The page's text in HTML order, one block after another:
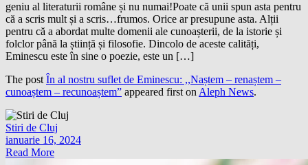
geniu al literaturii române și nu numai!Poate că unii spun asta pentru
că a scris mult și a scris…frumos. Orice ar presupune asta. Alții
pentru că a abordat multe domenii ale cunoașterii, de la istorie și
folclor până la știință și filosofie. Dincolo de aceste calități,
Eminescu este în sine o poezie, este un […]
The post În al nostru suflet de Eminescu: ,,Naștem – renaștem –
cunoaștem – recunoaștem” appeared first on Aleph News.
Stiri de Cluj
ianuarie 16, 2024
Read More